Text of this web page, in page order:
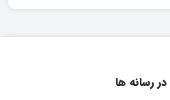
در رسانه ها